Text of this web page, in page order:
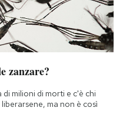
zanzare?
milioni di morti e c'è chi
ma non è così